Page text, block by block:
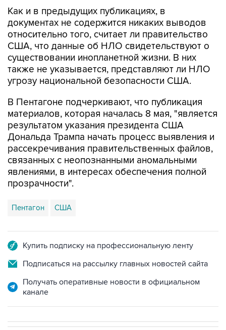
Как и в предыдущих публикациях, в
документах не содержится никаких выводов
относительно того, считает ли правительство
США, что данные об НЛО свидетельствуют о
существовании инопланетной жизни. В них
также не указывается, представляют ли НЛО
угрозу национальной безопасности США.
В Пентагоне подчеркивают, что публикация
материалов, которая началась 8 мая, "является
результатом указания президента США
Дональда Трампа начать процесс выявления и
рассекречивания правительственных файлов,
связанных с неопознанными аномальными
явлениями, в интересах обеспечения полной
прозрачности".
Пентагон США
Купить подписку на профессиональную ленту
Подписаться на рассылку главных новостей сайта
Получать оперативные новости в официальном
канале